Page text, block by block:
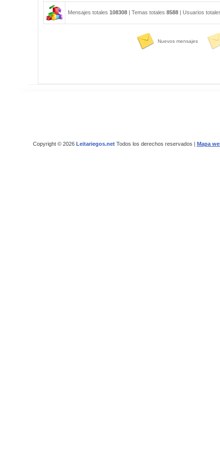
Mensajes totales 108308| Temas totales 8588| Usuarios
Nuevos mensajes
Copyright © 2026 Leitariegos.netTodos los derechos reservados | Mapa